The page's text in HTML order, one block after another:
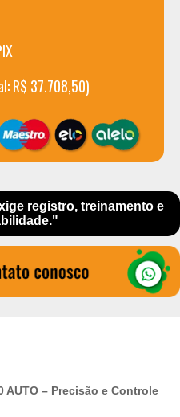
R$ 37.708,50)
registro, treinamento e
AUTO – Precisão e Controle